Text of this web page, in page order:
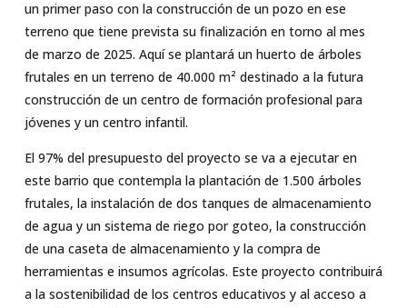
un primer paso con la construcción de un pozo en ese
terreno que tiene prevista su finalización en torno al mes
de marzo de 2025. Aquí se plantará un huerto de árboles
frutales en un terreno de 40.000 m² destinado a la futura
construcción de un centro de formación profesional para
jóvenes y un centro infantil.
El 97% del presupuesto del proyecto se va a ejecutar en
este barrio que contempla la plantación de 1.500 árboles
frutales, la instalación de dos tanques de almacenamiento
de agua y un sistema de riego por goteo, la construcción
de una caseta de almacenamiento y la compra de
herramientas e insumos agrícolas. Este proyecto contribuirá
a la sostenibilidad de los centros educativos y al acceso a